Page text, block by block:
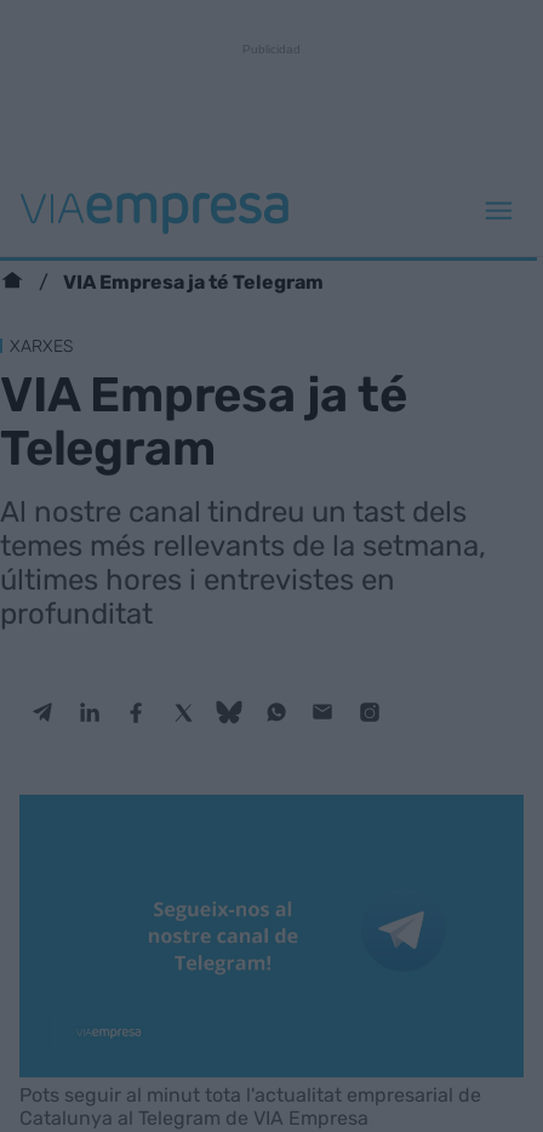
VIA Empresa ja té Telegram
XARXES
VIA Empresa ja té
Telegram
Al nostre canal tindreu un tast dels
temes més rellevants de la setmana,
últimes hores i entrevistes en
profunditat
Pots seguir al minut tota l'actualitat empresarial de
Catalunya al Telegram de VIA Empresa